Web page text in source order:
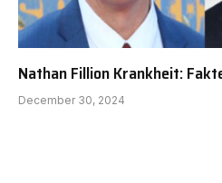
Nathan Fillion Krankheit:
December 30, 2024